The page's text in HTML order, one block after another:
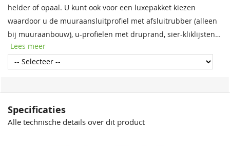
helder of opaal. U kunt ook voor een luxepakket kiezen
waardoor u de muuraansluitprofiel met afsluitrubber (alleen
bij muuraanbouw), u-profielen met druprand, sier-kliklijsten
en eindschotjes in de kleur RAL7016 (antraciet), RAL9005
(zwart) of RAL9010 (wit) kunt nemen.
Lees meer
Specificaties
Alle technische details over dit product